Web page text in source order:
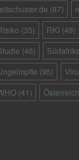
(87)
(35) RKI (49)
(46)
(95)
(41) Österreich